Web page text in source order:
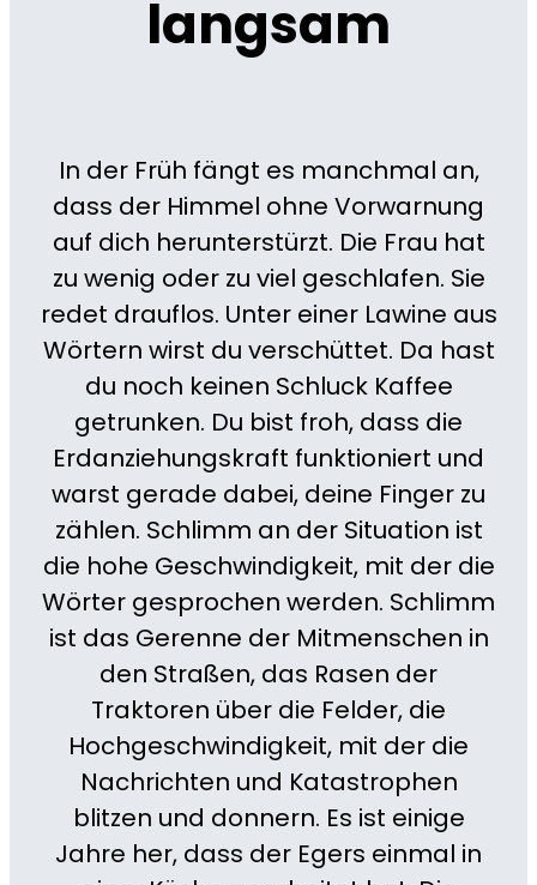
langsam
In der Früh fängt es manchmal an,
dass der Himmel ohne Vorwarnung
auf dich herunterstürzt. Die Frau hat
zu wenig oder zu viel geschlafen. Sie
redet drauflos. Unter einer Lawine aus
Wörtern wirst du verschüttet. Da hast
du noch keinen Schluck Kaffee
getrunken. Du bist froh, dass die
Erdanziehungskraft funktioniert und
warst gerade dabei, deine Finger zu
zählen. Schlimm an der Situation ist
die hohe Geschwindigkeit, mit der die
Wörter gesprochen werden. Schlimm
ist das Gerenne der Mitmenschen in
den Straßen, das Rasen der
Traktoren über die Felder, die
Hochgeschwindigkeit, mit der die
Nachrichten und Katastrophen
blitzen und donnern. Es ist einige
Jahre her, dass der Egers einmal in